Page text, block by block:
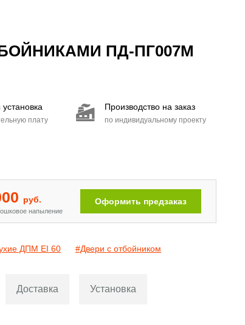
Двупольные глухие двери с МДФ
Двери с иллюминатором
ПД-ПГ007M
плату
Производство на заказ
по индивидуальному проекту
руб.
напыление
Оформить предзаказ
ДПМ EI 60 #Двери с отбойником
Доставка Установка